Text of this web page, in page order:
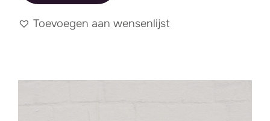
Toevoegen aan wensenlijst